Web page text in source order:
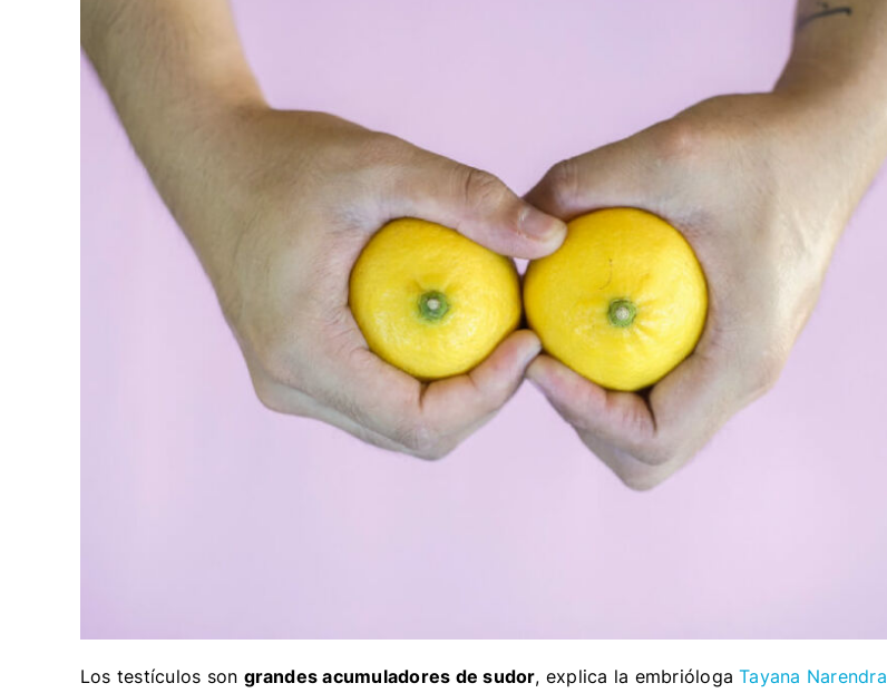
Los testículos son grandes acumuladores de sudor, explica la embriólogaTayana Narendra